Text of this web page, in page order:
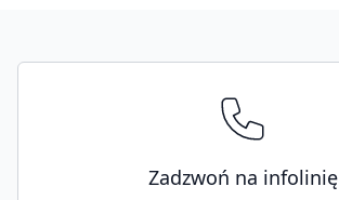
Zadzwoń na infolinię